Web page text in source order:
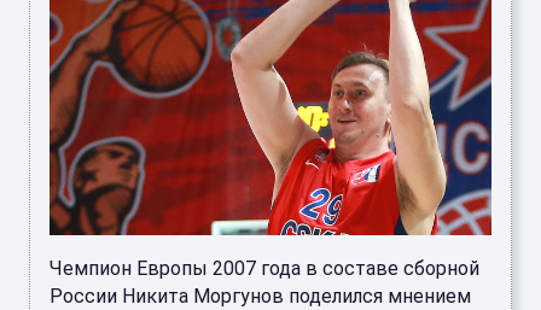
Чемпион Европы 2007 года в составе сборной
России Никита Моргунов поделился мнением